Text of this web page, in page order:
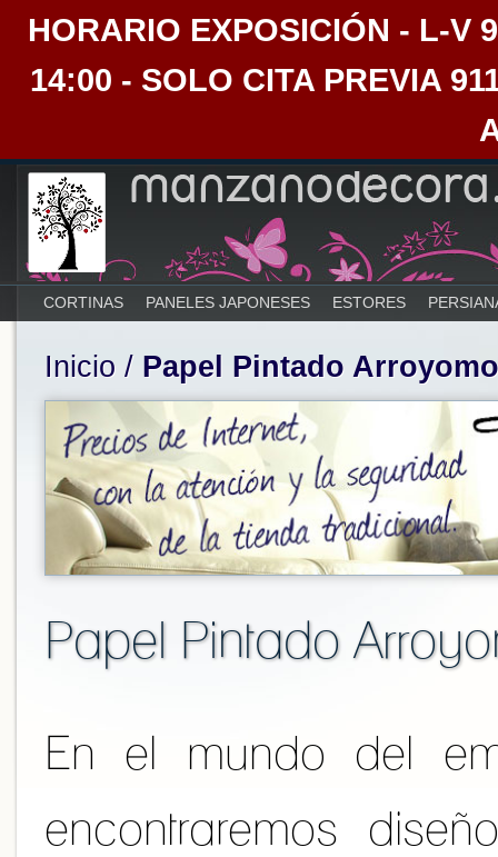
HORARIO EXPOSICIÓN - L-V
14:00 - SOLO CITA PREVIA
CORTINAS PANELES JAPONESES ESTORES
Inicio / Papel Pintado
Papel Pintado
En el mundo del
encontraremos